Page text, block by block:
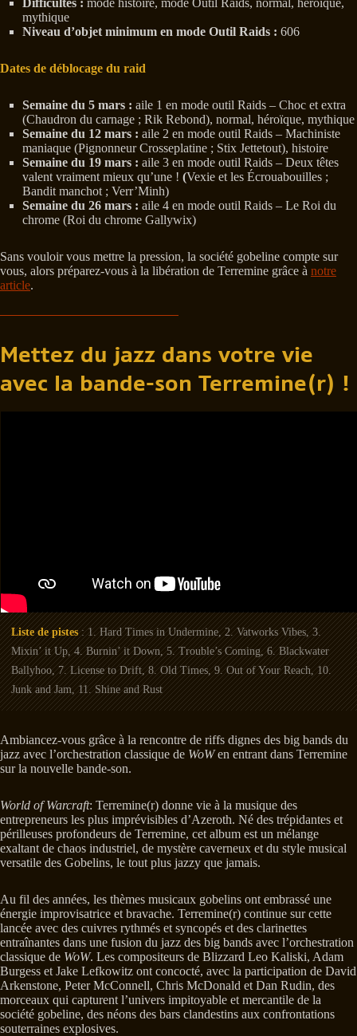
Difficultés : mode histoire, mode Outil Raids, normal, héroïque,
mythique
Niveau d’objet minimum en mode Outil Raids : 606
Dates de déblocage du raid
Semaine du 5 mars : aile 1 en mode outil Raids – Choc et extra
(Chaudron du carnage ; Rik Rebond), normal, héroïque, mythique
Semaine du 12 mars : aile 2 en mode outil Raids – Machiniste
maniaque (Pignonneur Crosseplatine ; Stix Jettetout), histoire
Semaine du 19 mars : aile 3 en mode outil Raids – Deux têtes
valent vraiment mieux qu’une ! (Vexie et les Écrouabouilles ;
Bandit manchot ; Verr’Minh)
Semaine du 26 mars : aile 4 en mode outil Raids – Le Roi du
chrome (Roi du chrome Gallywix)
Sans vouloir vous mettre la pression, la société gobeline compte sur
vous, alors préparez-vous à la libération de Terremine grâce à notre
article.
Mettez du jazz dans votre vie
avec la bande-son Terremine(r) !
Liste de pistes: 1. Hard Times in Undermine, 2. Vatworks Vibes, 3.
Mixin’ it Up, 4. Burnin’ it Down, 5. Trouble’s Coming, 6. Blackwater
Ballyhoo, 7. License to Drift, 8. Old Times, 9. Out of Your Reach, 10.
Junk and Jam, 11. Shine and Rust
Ambiancez-vous grâce à la rencontre de riffs dignes des big bands du
jazz avec l’orchestration classique de WoWen entrant dans Terremine
sur la nouvelle bande-son.
World of Warcraft: Terremine(r) donne vie à la musique des
entrepreneurs les plus imprévisibles d’Azeroth. Né des trépidantes et
périlleuses profondeurs de Terremine, cet album est un mélange
exaltant de chaos industriel, de mystère caverneux et du style musical
versatile des Gobelins, le tout plus jazzy que jamais.
Au fil des années, les thèmes musicaux gobelins ont embrassé une
énergie improvisatrice et bravache. Terremine(r) continue sur cette
lancée avec des cuivres rythmés et syncopés et des clarinettes
entraînantes dans une fusion du jazz des big bands avec l’orchestration
classique de WoW. Les compositeurs de Blizzard Leo Kaliski, Adam
Burgess et Jake Lefkowitz ont concocté, avec la participation de David
Arkenstone, Peter McConnell, Chris McDonald et Dan Rudin, des
morceaux qui capturent l’univers impitoyable et mercantile de la
société gobeline, des néons des bars clandestins aux confrontations
souterraines explosives.